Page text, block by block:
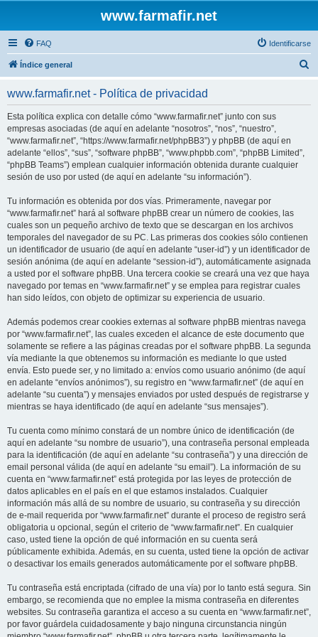
www.farmafir.net
FAQ Identificarse
Índice general
www.farmafir.net - Política de privacidad
Esta política explica con detalle cómo “www.farmafir.net” junto con sus
empresas asociadas (de aquí en adelante “nosotros”, “nos”, “nuestro”,
“www.farmafir.net”, “https://www.farmafir.net/phpBB3”) y phpBB (de aquí en
adelante “ellos”, “sus”, “software phpBB”, “www.phpbb.com”, “phpBB Limited”,
“phpBB Teams”) emplean cualquier información obtenida durante cualquier
sesión de uso por usted (de aquí en adelante “su información”).
Tu información es obtenida por dos vías. Primeramente, navegar por
“www.farmafir.net” hará al software phpBB crear un número de cookies, las
cuales son un pequeño archivo de texto que se descargan en los archivos
temporales del navegador de su PC. Las primeras dos cookies sólo contienen
un identificador de usuario (de aquí en adelante “user-id”) y un identificador de
sesión anónima (de aquí en adelante “session-id”), automáticamente asignada
a usted por el software phpBB. Una tercera cookie se creará una vez que haya
navegado por temas en “www.farmafir.net” y se emplea para registrar cuales
han sido leídos, con objeto de optimizar su experiencia de usuario.
Además podemos crear cookies externas al software phpBB mientras navega
por “www.farmafir.net”, las cuales exceden el alcance de este documento que
solamente se refiere a las páginas creadas por el software phpBB. La segunda
vía mediante la que obtenemos su información es mediante lo que usted
envía. Esto puede ser, y no limitado a: envíos como usuario anónimo (de aquí
en adelante “envíos anónimos”), su registro en “www.farmafir.net” (de aquí en
adelante “su cuenta”) y mensajes enviados por usted después de registrarse y
mientras se haya identificado (de aquí en adelante “sus mensajes”).
Tu cuenta como mínimo constará de un nombre único de identificación (de
aquí en adelante “su nombre de usuario”), una contraseña personal empleada
para la identificación (de aquí en adelante “su contraseña”) y una dirección de
email personal válida (de aquí en adelante “su email”). La información de su
cuenta en “www.farmafir.net” está protegida por las leyes de protección de
datos aplicables en el país en el que estamos instalados. Cualquier
información más allá de su nombre de usuario, su contraseña y su dirección
de e-mail requerida por “www.farmafir.net” durante el proceso de registro será
obligatoria u opcional, según el criterio de “www.farmafir.net”. En cualquier
caso, usted tiene la opción de qué información en su cuenta será
públicamente exhibida. Además, en su cuenta, usted tiene la opción de activar
o desactivar los emails generados automáticamente por el software phpBB.
Tu contraseña está encriptada (cifrado de una vía) por lo tanto está segura. Sin
embargo, se recomienda que no emplee la misma contraseña en diferentes
websites. Su contraseña garantiza el acceso a su cuenta en “www.farmafir.net”,
por favor guárdela cuidadosamente y bajo ninguna circunstancia ningún